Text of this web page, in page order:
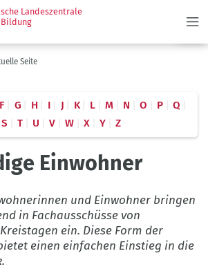
Landeszentrale
Seite
F G H I J K L M N O P
Q
S T U V W X Y Z
Einwohner
und Einwohner bringen
in Fachausschüsse von
ein. Diese Form der
einen einfachen Einstieg in die